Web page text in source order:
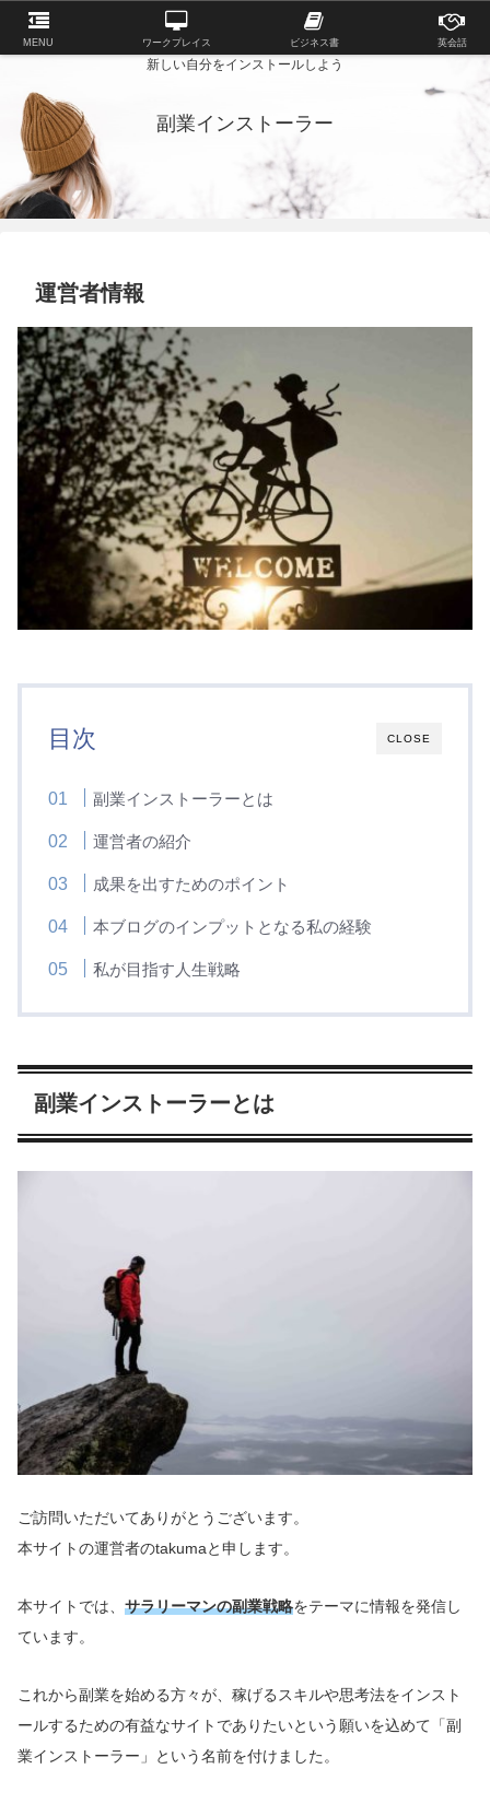
新しい自分をインストールしよう
副業インストーラー
運営者情報
CLOSE
目次
副業インストーラーとは
運営者の紹介
成果を出すためのポイント
本ブログのインプットとなる私の経験
私が目指す人生戦略
副業インストーラーとは
ご訪問いただいてありがとうございます。
本サイトの運営者のtakumaと申します。
本サイトでは、 サラリーマンの副業戦略をテーマに情報を発信し
ています。
これから副業を始める方々が、稼げるスキルや思考法をインスト
ールするための有益なサイトでありたいという願いを込めて「副
業インストーラー」という名前を付けました。
MENU ワークプレイス ビジネス書 英会話